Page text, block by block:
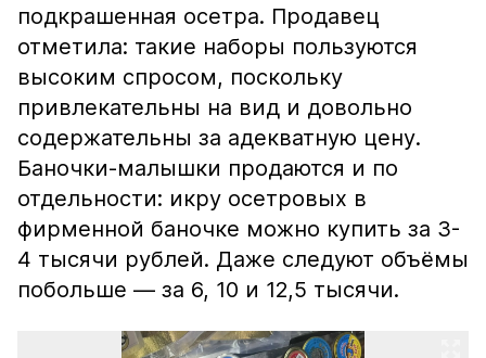
подкрашенная осетра. Продавец
отметила: такие наборы пользуются
высоким спросом, поскольку
привлекательны на вид и довольно
содержательны за адекватную цену.
Баночки-малышки продаются и по
отдельности: икру осетровых в
фирменной баночке можно купить за 3-
4 тысячи рублей. Даже следуют объёмы
побольше — за 6, 10 и 12,5 тысячи.